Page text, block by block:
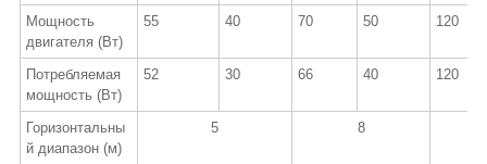
Мощность
двигателя (Вт)
55 40 70 50 120
Потребляемая
мощность (Вт)
52 30 66 40 120
Горизонтальны
й диапазон (м)
5 8